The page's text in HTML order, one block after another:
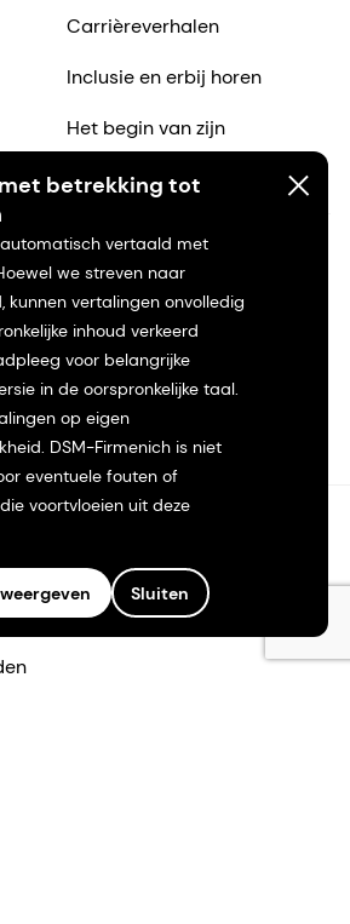
betrekking tot
vertaald met
we streven naar
kunnen vertalingen onvolledig
inhoud verkeerd
voor belangrijke
in de oorspronkelijke taal.
op eigen
DSM-Firmenich is niet
eventuele fouten of
voortvloeien uit deze
Sluiten
Carrièreverhalen
Inclusie en erbij horen
Het begin van zijn
Alle rechten voorbehouden.